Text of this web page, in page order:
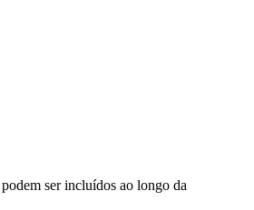
ser incluídos ao longo da